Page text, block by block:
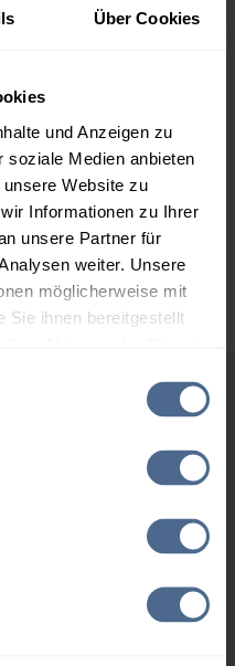
Über Cookies
und Anzeigen zu
soziale Medien anbieten
Website zu
Informationen zu Ihrer
unsere Partner für
weiter. Unsere
möglicherweise mit
Sie ihnen bereitgestellt
155,23 €
155,25 €
– 0,02 €
153,78 €
153,80 €
Ö-Norm C 1109 in € / 100
bei einer Lieferstelle.
der
Datum